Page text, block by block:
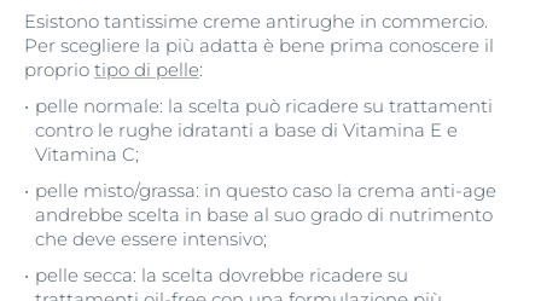
Esistono tantissime creme antirughe in commercio.
Per scegliere la più adatta è bene prima conoscere il
proprio tipo di pelle:
pelle normale: la scelta può ricadere su trattamenti
contro le rughe idratanti a base di Vitamina E e
Vitamina C;
pelle misto/grassa: in questo caso la crema anti-age
andrebbe scelta in base al suo grado di nutrimento
che deve essere intensivo;
pelle secca: la scelta dovrebbe ricadere su